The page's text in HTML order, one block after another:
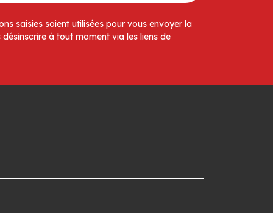
saisies soient utilisées pour vous envoyer la
à tout moment via les liens de